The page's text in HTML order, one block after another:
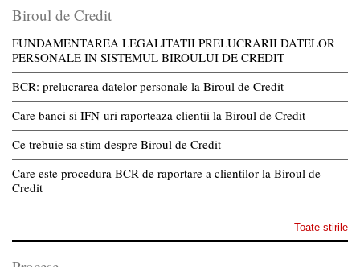
Biroul de Credit
FUNDAMENTAREA LEGALITATII PRELUCRARII DATELOR
PERSONALE IN SISTEMUL BIROULUI DE CREDIT
BCR: prelucrarea datelor personale la Biroul de Credit
Care banci si IFN-uri raporteaza clientii la Biroul de Credit
Ce trebuie sa stim despre Biroul de Credit
Care este procedura BCR de raportare a clientilor la Biroul de
Credit
Toate stirile